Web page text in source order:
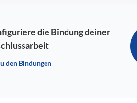
die Bindung deiner
den Bindungen